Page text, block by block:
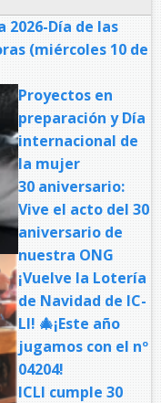
2026-Día de las
(miércoles 10 de
Proyectos en
preparación y Día
internacional de
la mujer
30 aniversario:
Vive el acto del 30
aniversario de
nuestra ONG
¡Vuelve la Lotería
de Navidad de IC-
LI! 🎄¡Este año
jugamos con el nº
04204!
ICLI cumple 30